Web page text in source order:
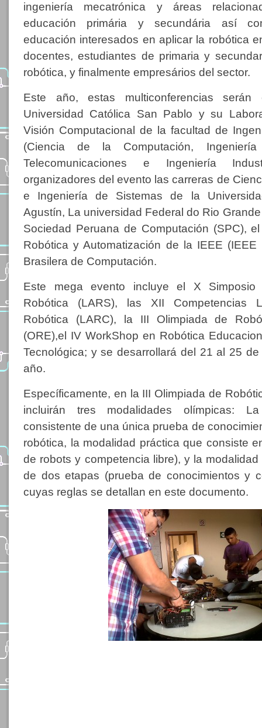
ingeniería mecatrónica y áreas
educación primária y secundária así
educación interesados en aplicar la robótica
docentes, estudiantes de primaria y
robótica, y finalmente empresários del sector.
Este año, estas multiconferencias serán
Universidad Católica San Pablo y su
Visión Computacional de la facultad de
(Ciencia de la Computación,
Telecomunicaciones e Ingeniería
organizadores del evento las carreras de
e Ingeniería de Sistemas de la
Agustín, La universidad Federal do Rio
Sociedad Peruana de Computación (SPC),
Robótica y Automatización de la IEEE
Brasilera de Computación.
Este mega evento incluye el X Simposio
Robótica (LARS), las XII Competencias
Robótica (LARC), la III Olimpiada de
(ORE),el IV WorkShop en Robótica
Tecnológica; y se desarrollará del 21 al 25
año.
Específicamente, en la III Olimpiada de
incluirán tres modalidades olímpicas:
consistente de una única prueba de
robótica, la modalidad práctica que consiste
de robots y competencia libre), y la
de dos etapas (prueba de conocimientos y
cuyas reglas se detallan en este documento.